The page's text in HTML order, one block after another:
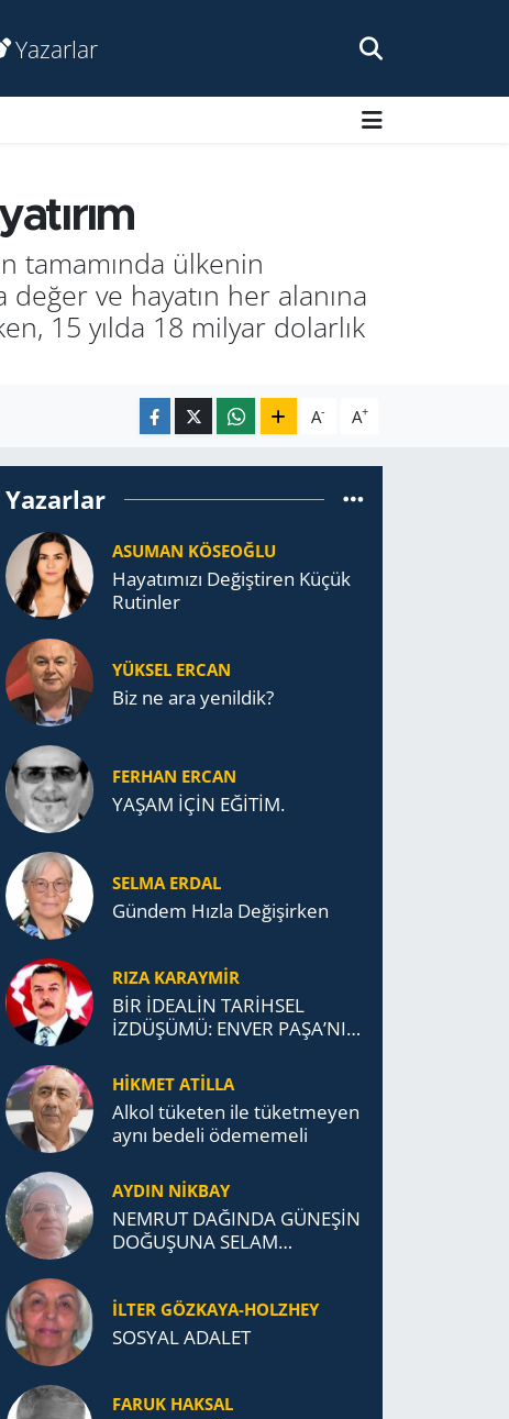
Yazarlar
tamamında ülkenin
değer ve hayatın her alanına
15 yılda 18 milyar dolarlık
A- A+
Yazarlar
ASUMAN KÖSEOĞLU
Ha­ya­tı­mı­zı De­ğiş­ti­ren Küçük
Ru­tin­ler
YÜKSEL ERCAN
Biz ne ara yenildik?
FERHAN ERCAN
YAŞAM İÇİN EĞİTİM.
SELMA ERDAL
Gündem Hızla Değişirken
RIZA KARAYMIR
BİR İDEALİN TARİHSEL
İZDÜŞÜMÜ: ENVER PAŞA’NIN
TÜRK DEVLETLERİ
TEŞKİLATI’NA UZANAN
MİRASI
HİKMET ATİLLA
Alkol tü­ke­ten ile tü­ket­me­yen
aynı be­de­li öde­me­me­li
AYDIN NİKBAY
NEMRUT DAĞINDA GÜNEŞİN
DOĞUŞUNA SELAM
İLTER GÖZKAYA-HOLZHEY
SOSYAL ADALET
FARUK HAKSAL